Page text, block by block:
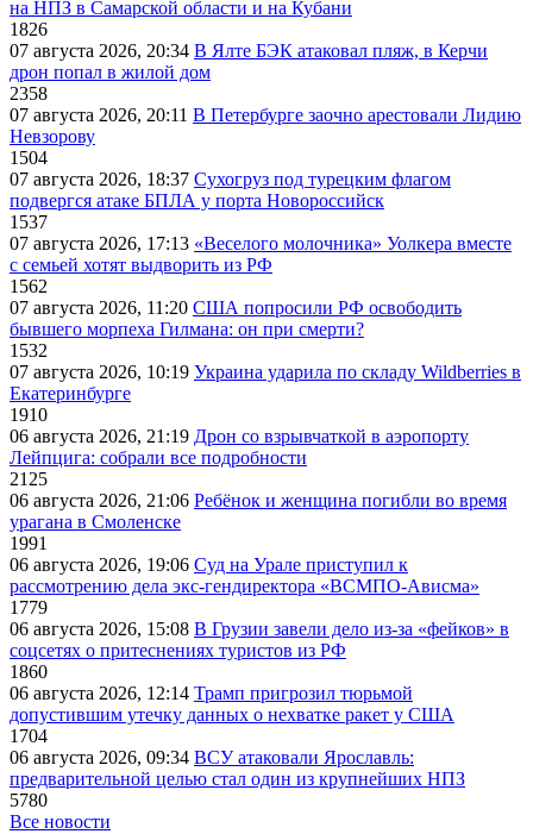
на НПЗ в Самарской области и на Кубани
1826
07 августа 2026, 20:34 В Ялте БЭК атаковал пляж, в Керчи
дрон попал в жилой дом
2358
07 августа 2026, 20:11 В Петербурге заочно арестовали Лидию
Невзорову
1504
07 августа 2026, 18:37 Сухогруз под турецким флагом
подвергся атаке БПЛА у порта Новороссийск
1537
07 августа 2026, 17:13 «Веселого молочника» Уолкера вместе
с семьей хотят выдворить из РФ
1562
07 августа 2026, 11:20 США попросили РФ освободить
бывшего морпеха Гилмана: он при смерти?
1532
07 августа 2026, 10:19 Украина ударила по складу Wildberries в
Екатеринбурге
1910
06 августа 2026, 21:19 Дрон со взрывчаткой в аэропорту
Лейпцига: собрали все подробности
2125
06 августа 2026, 21:06 Ребёнок и женщина погибли во время
урагана в Смоленске
1991
06 августа 2026, 19:06 Суд на Урале приступил к
рассмотрению дела экс-гендиректора «ВСМПО-Ависма»
1779
06 августа 2026, 15:08 В Грузии завели дело из-за «фейков» в
соцсетях о притеснениях туристов из РФ
1860
06 августа 2026, 12:14 Трамп пригрозил тюрьмой
допустившим утечку данных о нехватке ракет у США
1704
06 августа 2026, 09:34 ВСУ атаковали Ярославль:
предварительной целью стал один из крупнейших НПЗ
5780
Все новости